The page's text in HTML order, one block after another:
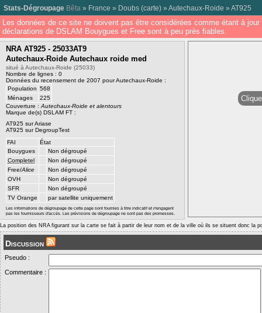
Stats-Dégroupage Bêta » France » Doubs (carte) » Autechaux-Roide » AT925
Les données de ce site ne doivent pas être considérées comme étant à
déclarations de DSLAM Bouygues et Free sont à peu près fiables.
NRA AT925 - 25033AT9
Autechaux-Roide Autechaux roide med
situé à Autechaux-Roide (25033)
Nombre de lignes : 0
Données du recensement de 2007 pour Autechaux-Roide :
Population 568
Ménages
225
Couverture : Autechaux-Roide et alentours
Marque de(s) DSLAM FT :
AT925 sur Ariase
AT925 sur DegroupTest
FAI
État
Bouygues
Non dégroupé
Completel
Non dégroupé
Free/Alice
Non dégroupé
OVH
Non dégroupé
SFR
Non dégroupé
TV Orange
par satellite uniquement
Les informations de dégroupage de cette page sont fournies à titre indicatif et n'engagent
pas les fournisseurs d'accès. Les prévisions de dégroupage ne sont pas des promesses.
La position des NRA figurant sur la carte se fait à partir de leur nom et de la ville où ils se situent donc la
Discussion
Pseudo :
Commentaire :